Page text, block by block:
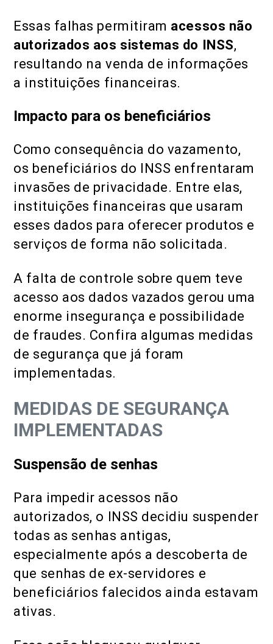
Essas falhas permitiram acessos não
autorizados aos sistemas do INSS,
resultando na venda de informações
a instituições financeiras.
Impacto para os beneficiários
Como consequência do vazamento,
os beneficiários do INSS enfrentaram
invasões de privacidade. Entre elas,
instituições financeiras que usaram
esses dados para oferecer produtos e
serviços de forma não solicitada.
A falta de controle sobre quem teve
acesso aos dados vazados gerou uma
enorme insegurança e possibilidade
de fraudes. Confira algumas medidas
de segurança que já foram
implementadas.
MEDIDAS DE SEGURANÇA
IMPLEMENTADAS
Suspensão de senhas
Para impedir acessos não
autorizados, o INSS decidiu suspender
todas as senhas antigas,
especialmente após a descoberta de
que senhas de ex-servidores e
beneficiários falecidos ainda estavam
ativas.